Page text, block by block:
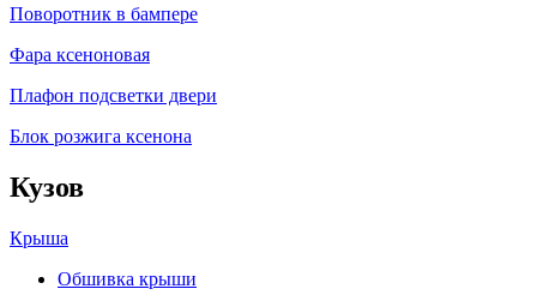
Поворотник в бампере
Фара ксеноновая
Плафон подсветки двери
Блок розжига ксенона
Кузов
Крыша
Обшивка крыши